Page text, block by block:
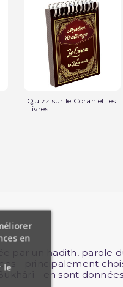
Quizz sur le Coran et les
Livres...
par un hadith, parole
- principalement
- en sont
en
le